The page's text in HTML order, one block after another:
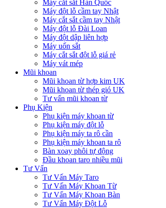
Máy cắt sắt Hàn Quốc
Máy đột lỗ cầm tay Nhật
Máy cắt sắt cầm tay Nhật
Máy đột lỗ Đài Loan
Máy đột dập liên hợp
Máy uốn sắt
Máy cắt sắt đột lỗ giá rẻ
Máy vát mép
Mũi khoan
Mũi khoan từ hợp kim UK
Mũi khoan từ thép gió UK
Tư vấn mũi khoan từ
Phụ Kiện
Phụ kiện máy khoan từ
Phụ kiện máy đột lỗ
Phụ kiện máy ta rô cần
Phụ kiện máy khoan ta rô
Bàn xoay phôi tự động
Đầu khoan taro nhiều mũi
Tư Vấn
Tư Vấn Máy Taro
Tư Vấn Máy Khoan Từ
Tư Vấn Máy Khoan Bàn
Tư Vấn Máy Đột Lỗ